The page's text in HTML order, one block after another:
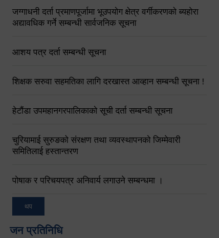
जग्गाधनी दर्ता प्रमाणपूर्जामा भूउपयोग क्षेत्र वर्गीकरणको ब्यहोरा
अद्यावधिक गर्ने सम्बन्धी सार्वजनिक सूचना
आशय पत्र दर्ता सम्बन्धी सूचना
शिक्षक सरुवा सहमतिका लागि दरखास्त आव्हान सम्बन्धी सूचना !
हेटौंडा उपमहानगरपालिकाको सूची दर्ता सम्बन्धी सूचना
चुरियामाई सुरुङको संरक्षण तथा व्यवस्थापनको जिम्मेवारी
समितिलाई हस्तान्तरण
पोषाक र परिचयपत्र अनिवार्य लगाउने सम्बन्धमा ।
थप
जन प्रतिनिधि